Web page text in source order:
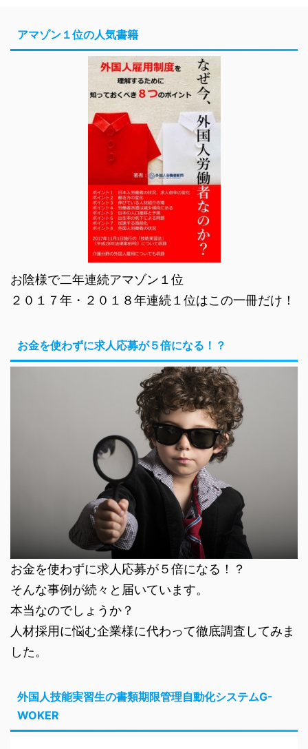
アマゾン１位の人気書籍
お陰様で二年連続アマゾン１位
２０１７年・２０１８年連続１位はこの一冊だけ！
お金を使わずに求人応募が５倍になる！？
お金を使わずに求人応募が５倍になる！？
そんな事例が続々と届いています。
本当なのでしょうか？
人材採用に悩む企業様に代わって徹底調査してみま
した。
外国人技能実習生の書類期限管理自動化システムG-
WOKER